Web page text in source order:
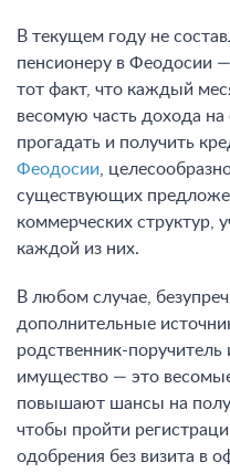
В текущем году не
пенсионеру в Феодосии
тот факт, что каждый
весомую часть дохода
прогадать и получить
Феодосии ,
существующих
коммерческих структур,
каждой из них.
В любом случае,
дополнительные
родственник-поручитель
имущество — это
повышают шансы на
чтобы пройти
одобрения без визита в